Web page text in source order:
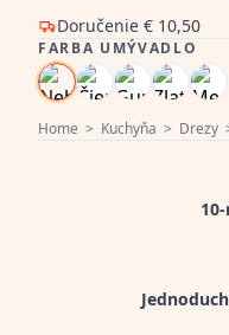
Home > Kuchyňa > Drezy
Doručenie € 10,50
FARBA UMÝVADLO